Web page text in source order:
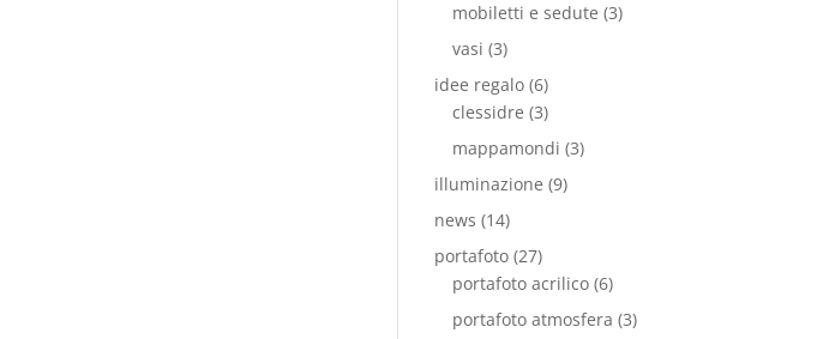
mobiletti e sedute (3)
vasi (3)
idee regalo (6)
clessidre (3)
mappamondi (3)
illuminazione (9)
news (14)
portafoto (27)
portafoto acrilico (6)
portafoto atmosfera (3)